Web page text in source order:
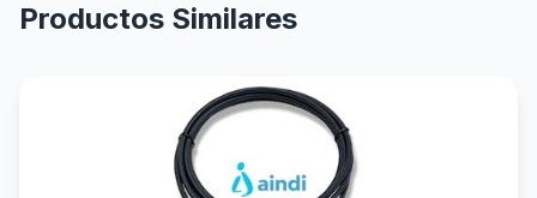
Productos Similares